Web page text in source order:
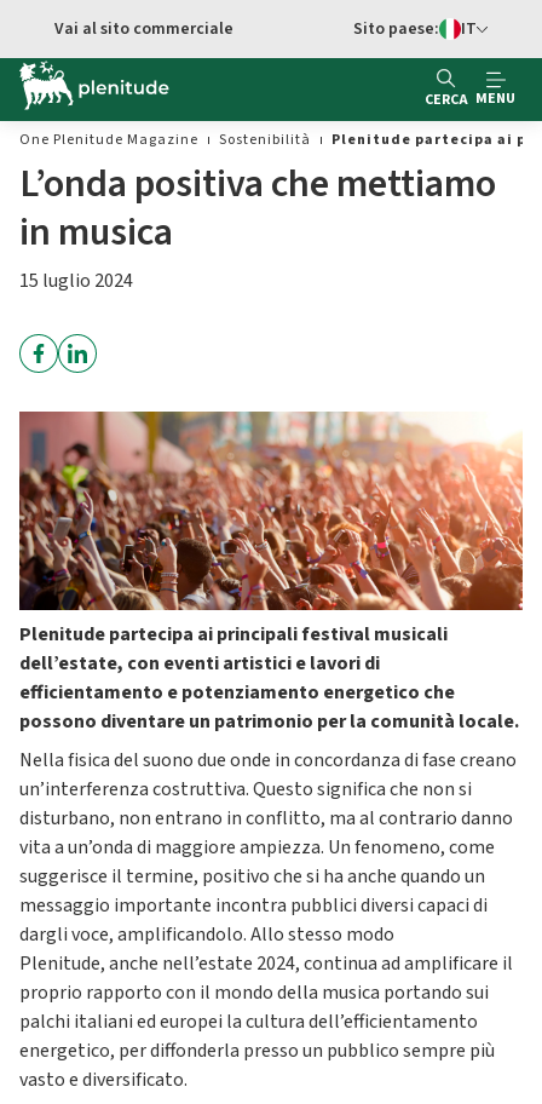
Vai al contenuto principale
Vai al sito commerciale
Switch di
Sito paese: IT
CERCA MENU
One Plenitude Magazine
Sostenibilità Plenitude partecipa ai
L’onda positiva che mettiamo
in musica
15 luglio 2024
Plenitude partecipa ai principali festival musicali
dell’estate, con eventi artistici e lavori di
efficientamento e potenziamento energetico che
possono diventare un patrimonio per la comunità locale.
Nella fisica del suono due onde in concordanza di fase creano
un’interferenza costruttiva. Questo significa che non si
disturbano, non entrano in conflitto, ma al contrario danno
vita a un’onda di maggiore ampiezza. Un fenomeno, come
suggerisce il termine, positivo che si ha anche quando un
messaggio importante incontra pubblici diversi capaci di
dargli voce, amplificandolo. Allo stesso modo
Plenitude, anche nell’estate 2024, continua ad amplificare il
proprio rapporto con il mondo della musica portando sui
palchi italiani ed europei la cultura dell’efficientamento
energetico, per diffonderla presso un pubblico sempre più
vasto e diversificato.